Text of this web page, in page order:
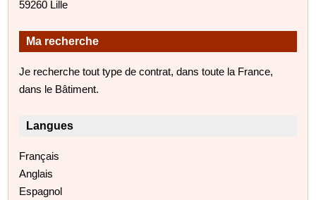
59260 Lille
Ma recherche
Je recherche tout type de contrat, dans toute la France,
dans le Bâtiment.
Langues
Français
Anglais
Espagnol